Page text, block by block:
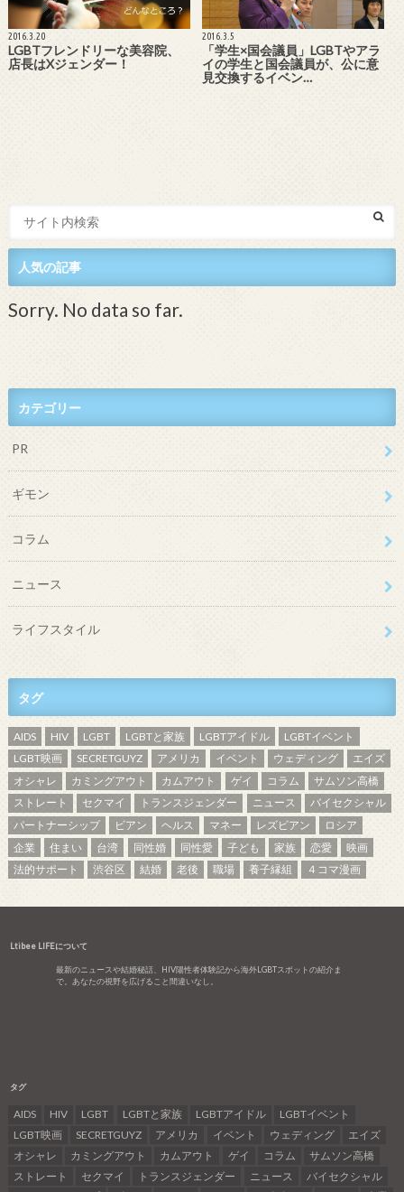
2016.3.20
LGBTフレンドリーな美容院、
店長はXジェンダー！
2016.3.5
「学生×国会議員」LGBTやアラ
イの学生と国会議員が、公に意
見交換するイベン…
人気の記事
Sorry. No data so far.
カテゴリー
PR
ギモン
コラム
ニュース
ライフスタイル
タグ
AIDS HIV LGBT LGBTと家族 LGBTアイドル
LGBTイベント
LGBT映画
SECRETGUYZ アメリカ イベント ウェディング
エイズ
オシャレ
カミングアウト カムアウト ゲイ コラム
サムソン高橋
ストレート
セクマイ トランスジェンダー ニュース
バイセクシャル
パートナーシップ
ビアン ヘルス マネー レズビアン
ロシア
企業
住まい 台湾 同性婚 同性愛 子ども 家族 恋愛
映画
法的サポート
渋谷区 結婚 老後 職場 養子縁組 ４コマ漫画
Ltibee LIFEについて
最新のニュースや結婚秘話、HIV陽性者体験記から海外LGBTスポットの紹介ま
で。あなたの視野を広げること間違いなし。
タグ
AIDS HIV LGBT LGBTと家族 LGBTアイドル
LGBTイベント
LGBT映画
SECRETGUYZ アメリカ イベント ウェディング
エイズ
オシャレ
カミングアウト カムアウト ゲイ コラム
サムソン高橋
ストレート
セクマイ トランスジェンダー ニュース
バイセクシャル